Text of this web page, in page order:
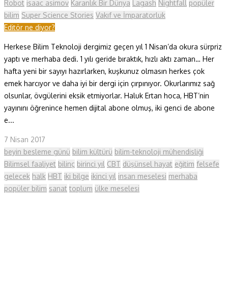
Robot isaac asimov Karanlık Bir Dünya Lagash Nightfall popüler
bilim Super Science Stories Vakıf ve İmparatorluk
Editör ne diyor?
Herkese Bilim Teknoloji dergimiz geçen yıl 1 Nisan’da okura sürpriz
yaptı ve merhaba dedi. 1 yılı geride bıraktık, hızlı aktı zaman… Her
hafta yeni bir sayıyı hazırlarken, kuşkunuz olmasın herkes çok
emek harcıyor ve daha iyi bir dergi için çırpınıyor. Okurlarımız sağ
olsunlar, övgülerini eksik etmiyorlar. Haluk Ertan hoca, HBT’nin
yayınını öğrenince hemen dijital abone olmuş, iki genci de abone
e...
7 Nisan 2017
beyin besleme günü bilim kültürü bilim-teknoloji mühendisliği
Bilimsel faaliyet bilinç birinci yıl CBT düşünsel hayat eğitim felsefe
gelecek halk HBT iki bilge ikinci yıl insan meselesi merhaba
popüler bilim sanat toplum ülke meselesi